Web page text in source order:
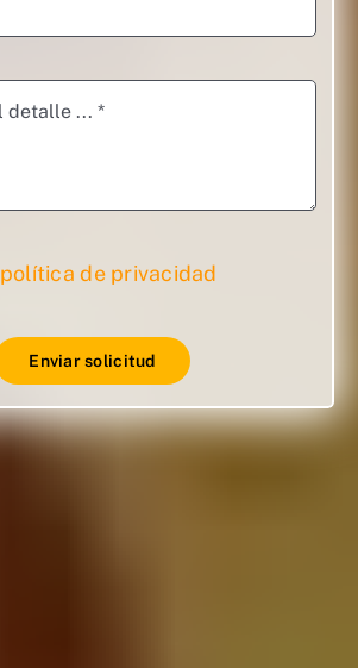
política de privacidad
Enviar solicitud